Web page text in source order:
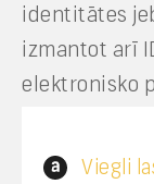
identitātes
izmantot arī
elektronisko
situācijām,
vai
Viegli